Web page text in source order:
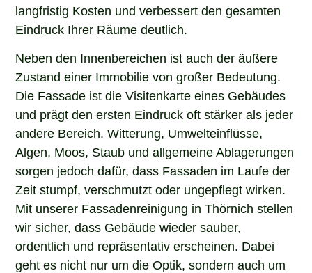
langfristig Kosten und verbessert den gesamten
Eindruck Ihrer Räume deutlich.
Neben den Innenbereichen ist auch der äußere
Zustand einer Immobilie von großer Bedeutung.
Die Fassade ist die Visitenkarte eines Gebäudes
und prägt den ersten Eindruck oft stärker als jeder
andere Bereich. Witterung, Umwelteinflüsse,
Algen, Moos, Staub und allgemeine Ablagerungen
sorgen jedoch dafür, dass Fassaden im Laufe der
Zeit stumpf, verschmutzt oder ungepflegt wirken.
Mit unserer Fassadenreinigung in Thörnich stellen
wir sicher, dass Gebäude wieder sauber,
ordentlich und repräsentativ erscheinen. Dabei
geht es nicht nur um die Optik, sondern auch um